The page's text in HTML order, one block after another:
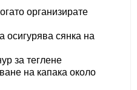
организирате
сянка на
за теглене
на капака около